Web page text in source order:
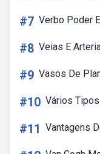
#7 Verbo Poder
#8 Veias E
#9 Vasos De
#10 Vários
#11 Vantagens